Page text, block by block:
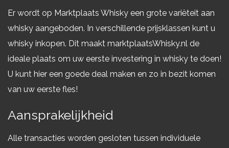
Er wordt op Marktplaats Whisky een grote variëteit aan
whisky aangeboden. In verschillende prijsklassen kunt u
whisky inkopen. Dit maakt marktplaatsWhisky.nl de
ideale plaats om uw eerste investering in whisky te doen!
U kunt hier een goede deal maken en zo in bezit komen
van uw eerste fles!
Aansprakelijkheid
Alle transacties worden gesloten tussen individuele